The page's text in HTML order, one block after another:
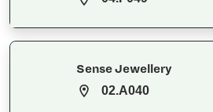
Sense Jewellery
02.A040